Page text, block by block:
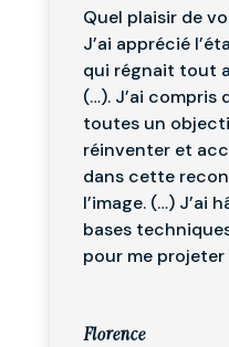
Quel plaisir de
J’ai apprécié
qui régnait tout
(…). J’ai compris
toutes un
réinventer et
dans cette
l’image. (…) J’ai
bases
pour me
Florence